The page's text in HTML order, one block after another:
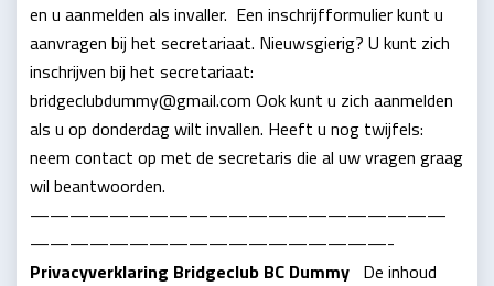
en u aanmelden als invaller. Een inschrijfformulier kunt u
aanvragen bij het secretariaat. Nieuwsgierig? U kunt zich
inschrijven bij het secretariaat:
bridgeclubdummy@gmail.com Ook kunt u zich aanmelden
als u op donderdag wilt invallen. Heeft u nog twijfels:
neem contact op met de secretaris die al uw vragen graag
wil beantwoorden.
—————————————————————
——————————————————-
Privacyverklaring Bridgeclub BC Dummy De inhoud